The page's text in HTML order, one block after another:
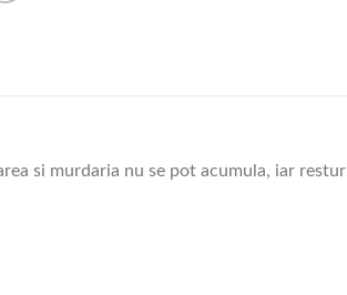
si murdaria nu se pot acumula, iar